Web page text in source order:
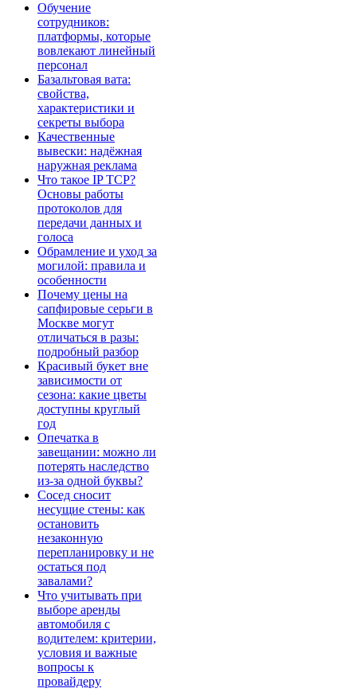
Обучение
сотрудников:
платформы, которые
вовлекают линейный
персонал
Базальтовая вата:
свойства,
характеристики и
секреты выбора
Качественные
вывески: надёжная
наружная реклама
Что такое IP TCP?
Основы работы
протоколов для
передачи данных и
голоса
Обрамление и уход за
могилой: правила и
особенности
Почему цены на
сапфировые серьги в
Москве могут
отличаться в разы:
подробный разбор
Красивый букет вне
зависимости от
сезона: какие цветы
доступны круглый
год
Опечатка в
завещании: можно ли
потерять наследство
из-за одной буквы?
Сосед сносит
несущие стены: как
остановить
незаконную
перепланировку и не
остаться под
завалами?
Что учитывать при
выборе аренды
автомобиля с
водителем: критерии,
условия и важные
вопросы к
провайдеру